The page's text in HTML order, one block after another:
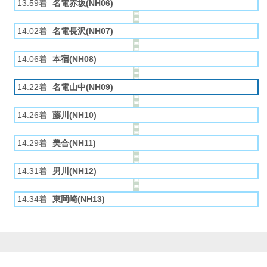
13:59着 名電赤坂(NH06)
14:02着 名電長沢(NH07)
14:06着 本宿(NH08)
14:22着 名電山中(NH09)
14:26着 藤川(NH10)
14:29着 美合(NH11)
14:31着 男川(NH12)
14:34着 東岡崎(NH13)